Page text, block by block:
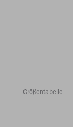
Größentabelle